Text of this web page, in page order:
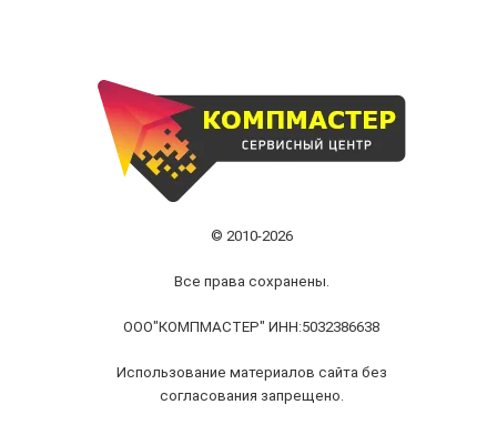
© 2010-2026
Все права сохранены.
ООО"КОМПМАСТЕР" ИНН:5032386638
Использование материалов сайта без
согласования запрещено.